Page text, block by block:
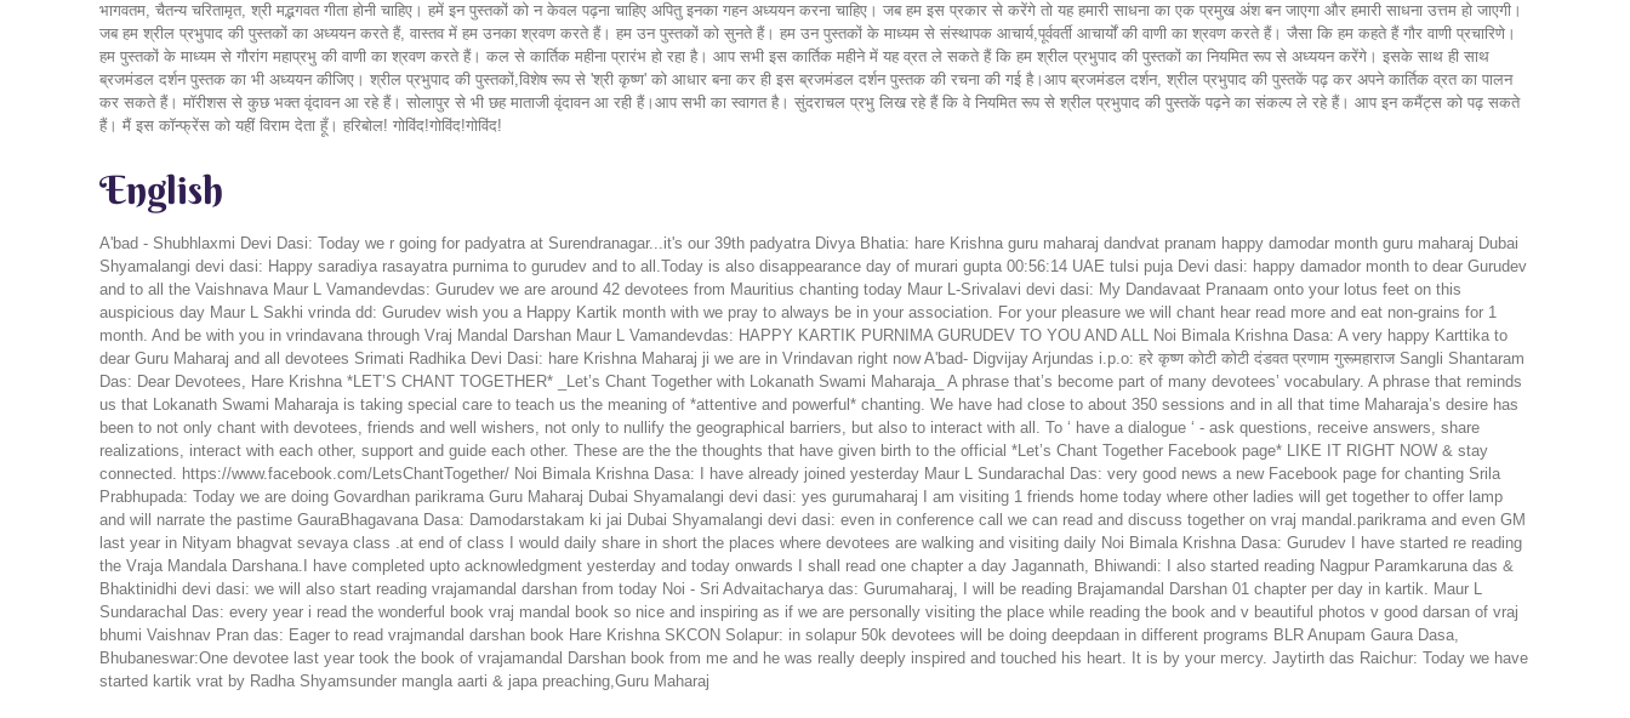
भागवतम, चैतन्य चरितामृत, श्री मद्भगवत गीता होनी चाहिए। हमें इन पुस्तकों को न केवल पढ़ना चाहिए अपितु इनका गहन अध्ययन करना चाहिए। जब हम इस प्रकार से करेंगे तो यह हमारी साधना का एक प्रमुख अंश बन जाएगा और हमारी साधना उत्तम हो जाएगी।
जब हम श्रील प्रभुपाद की पुस्तकों का अध्ययन करते हैं, वास्तव में हम उनका श्रवण करते हैं। हम उन पुस्तकों को सुनते हैं। हम उन पुस्तकों के माध्यम से संस्थापक आचार्य,पूर्ववर्ती आचार्यों की वाणी का श्रवण करते हैं। जैसा कि हम कहते हैं गौर वाणी प्रचारिणे।
हम पुस्तकों के माध्यम से गौरांग महाप्रभु की वाणी का श्रवण करते हैं। कल से कार्तिक महीना प्रारंभ हो रहा है। आप सभी इस कार्तिक महीने में यह व्रत ले सकते हैं कि हम श्रील प्रभुपाद की पुस्तकों का नियमित रूप से अध्ययन करेंगे। इसके साथ ही साथ
ब्रजमंडल दर्शन पुस्तक का भी अध्ययन कीजिए। श्रील प्रभुपाद की पुस्तकों,विशेष रूप से 'श्री कृष्ण' को आधार बना कर ही इस ब्रजमंडल दर्शन पुस्तक की रचना की गई है।आप ब्रजमंडल दर्शन, श्रील प्रभुपाद की पुस्तकें पढ़ कर अपने कार्तिक व्रत का पालन
कर सकते हैं। मॉरीशस से कुछ भक्त वृंदावन आ रहे हैं। सोलापुर से भी छह माताजी वृंदावन आ रही हैं।आप सभी का स्वागत है। सुंदराचल प्रभु लिख रहे हैं कि वे नियमित रूप से श्रील प्रभुपाद की पुस्तकें पढ़ने का संकल्प ले रहे हैं। आप इन कमैंट्स को पढ़ सकते
हैं। मैं इस कॉन्फ्रेंस को यहीं विराम देता हूँ। हरिबोल! गोविंद!गोविंद!गोविंद!
English
A'bad - Shubhlaxmi Devi Dasi: Today we r going for padyatra at Surendranagar...it's our 39th padyatra Divya Bhatia: hare Krishna guru maharaj dandvat pranam happy damodar month guru maharaj Dubai
Shyamalangi devi dasi: Happy saradiya rasayatra purnima to gurudev and to all.Today is also disappearance day of murari gupta 00:56:14 UAE tulsi puja Devi dasi: happy damador month to dear Gurudev
and to all the Vaishnava Maur L Vamandevdas: Gurudev we are around 42 devotees from Mauritius chanting today Maur L-Srivalavi devi dasi: My Dandavaat Pranaam onto your lotus feet on this
auspicious day Maur L Sakhi vrinda dd: Gurudev wish you a Happy Kartik month with we pray to always be in your association. For your pleasure we will chant hear read more and eat non-grains for 1
month. And be with you in vrindavana through Vraj Mandal Darshan Maur L Vamandevdas: HAPPY KARTIK PURNIMA GURUDEV TO YOU AND ALL Noi Bimala Krishna Dasa: A very happy Karttika to
dear Guru Maharaj and all devotees Srimati Radhika Devi Dasi: hare Krishna Maharaj ji we are in Vrindavan right now A'bad- Digvijay Arjundas i.p.o: हरे कृष्ण कोटी कोटी दंडवत प्रणाम गुरूमहाराज Sangli Shantaram
Das: Dear Devotees, Hare Krishna *LET’S CHANT TOGETHER* _Let’s Chant Together with Lokanath Swami Maharaja_ A phrase that’s become part of many devotees’ vocabulary. A phrase that reminds
us that Lokanath Swami Maharaja is taking special care to teach us the meaning of *attentive and powerful* chanting. We have had close to about 350 sessions and in all that time Maharaja’s desire has
been to not only chant with devotees, friends and well wishers, not only to nullify the geographical barriers, but also to interact with all. To ‘ have a dialogue ‘ - ask questions, receive answers, share
realizations, interact with each other, support and guide each other. These are the the thoughts that have given birth to the official *Let’s Chant Together Facebook page* LIKE IT RIGHT NOW & stay
connected. https://www.facebook.com/LetsChantTogether/ Noi Bimala Krishna Dasa: I have already joined yesterday Maur L Sundarachal Das: very good news a new Facebook page for chanting Srila
Prabhupada: Today we are doing Govardhan parikrama Guru Maharaj Dubai Shyamalangi devi dasi: yes gurumaharaj I am visiting 1 friends home today where other ladies will get together to offer lamp
and will narrate the pastime GauraBhagavana Dasa: Damodarstakam ki jai Dubai Shyamalangi devi dasi: even in conference call we can read and discuss together on vraj mandal.parikrama and even GM
last year in Nityam bhagvat sevaya class .at end of class I would daily share in short the places where devotees are walking and visiting daily Noi Bimala Krishna Dasa: Gurudev I have started re reading
the Vraja Mandala Darshana.I have completed upto acknowledgment yesterday and today onwards I shall read one chapter a day Jagannath, Bhiwandi: I also started reading Nagpur Paramkaruna das &
Bhaktinidhi devi dasi: we will also start reading vrajamandal darshan from today Noi - Sri Advaitacharya das: Gurumaharaj, I will be reading Brajamandal Darshan 01 chapter per day in kartik. Maur L
Sundarachal Das: every year i read the wonderful book vraj mandal book so nice and inspiring as if we are personally visiting the place while reading the book and v beautiful photos v good darsan of vraj
bhumi Vaishnav Pran das: Eager to read vrajmandal darshan book Hare Krishna SKCON Solapur: in solapur 50k devotees will be doing deepdaan in different programs BLR Anupam Gaura Dasa,
Bhubaneswar:One devotee last year took the book of vrajamandal Darshan book from me and he was really deeply inspired and touched his heart. It is by your mercy. Jaytirth das Raichur: Today we have
started kartik vrat by Radha Shyamsunder mangla aarti & japa preaching,Guru Maharaj